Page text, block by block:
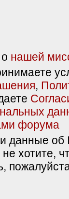
нашей
,
форума
данные об
хотите,